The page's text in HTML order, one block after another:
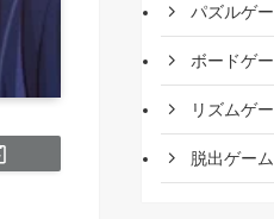
パズルゲ
ボードゲ
リズムゲ
脱出ゲーム